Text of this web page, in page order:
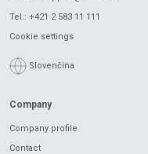
Tel.: +421 2 583 11 111
Cookie settings
Slovenčina
Company
Company profile
Contact